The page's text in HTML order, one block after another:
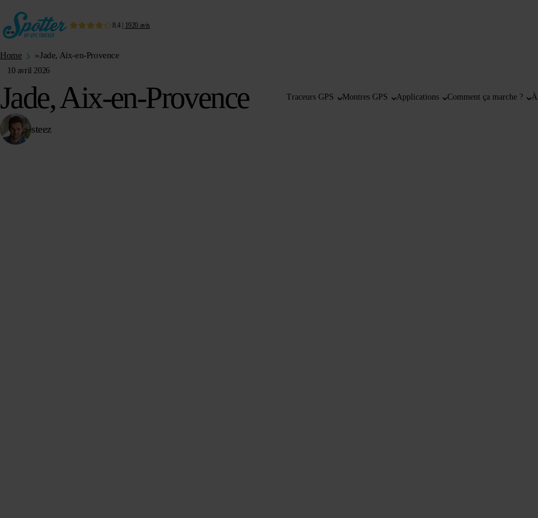
8.4| 1920 avis
Traceurs GPS Montres GPS Applications Comment ça marche ? À
Home »Jade, Aix-en-Provence
10 avril 2026
Jade, Aix-en-Provence
steez